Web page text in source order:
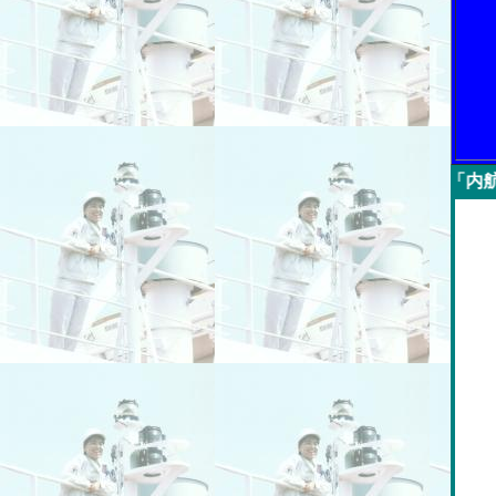
今週の「内航海運新